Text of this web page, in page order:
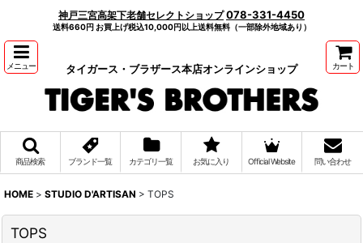
神戸三宮高架下老舗セレクトショップ 078-331-4450
送料660円 お買上げ税込10,000円以上送料無料（一部除外地域あり）
メニュー タイガース・ブラザース本店オンラインショップ カート
商品検索 ブランド一覧 カテゴリ一覧 お気に入り Official Website 問い合わせ
HOME > STUDIO D'ARTISAN > TOPS
TOPS